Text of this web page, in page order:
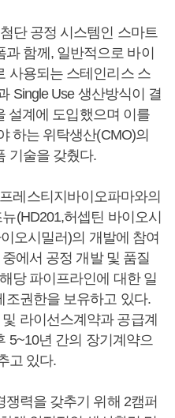
단 공정 시스템인 스마트
함께, 일반적으로 바이
사용되는 스테인리스 스
Single Use 생산방식이 결
설계에 도입했으며 이를
하는 위탁생산(CMO)의
기술을 갖췄다.
레스티지바이오파마와의
(HD201,허셉틴 바이오시
오시밀러)의 개발에 참여
에서 공정 개발 및 품질
당 파이프라인에 대한 일
조권한을 보유하고 있다.
라이선스계약과 공급계
5~10년 간의 장기계약으
고 있다.
력을 갖추기 위해 2캠퍼